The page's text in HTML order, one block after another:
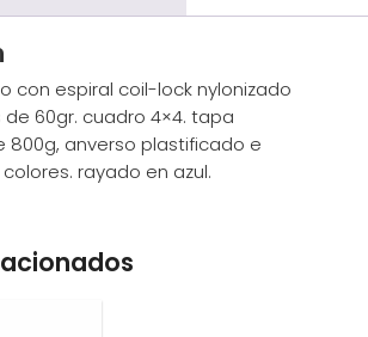
con espiral coil-lock nylonizado
60gr. cuadro 4×4. tapa
800g, anverso plastificado e
rayado en azul.